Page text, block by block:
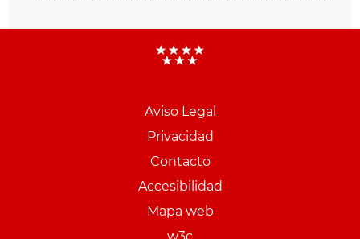
Aviso Legal
Privacidad
Contacto
Accesibilidad
Mapa web